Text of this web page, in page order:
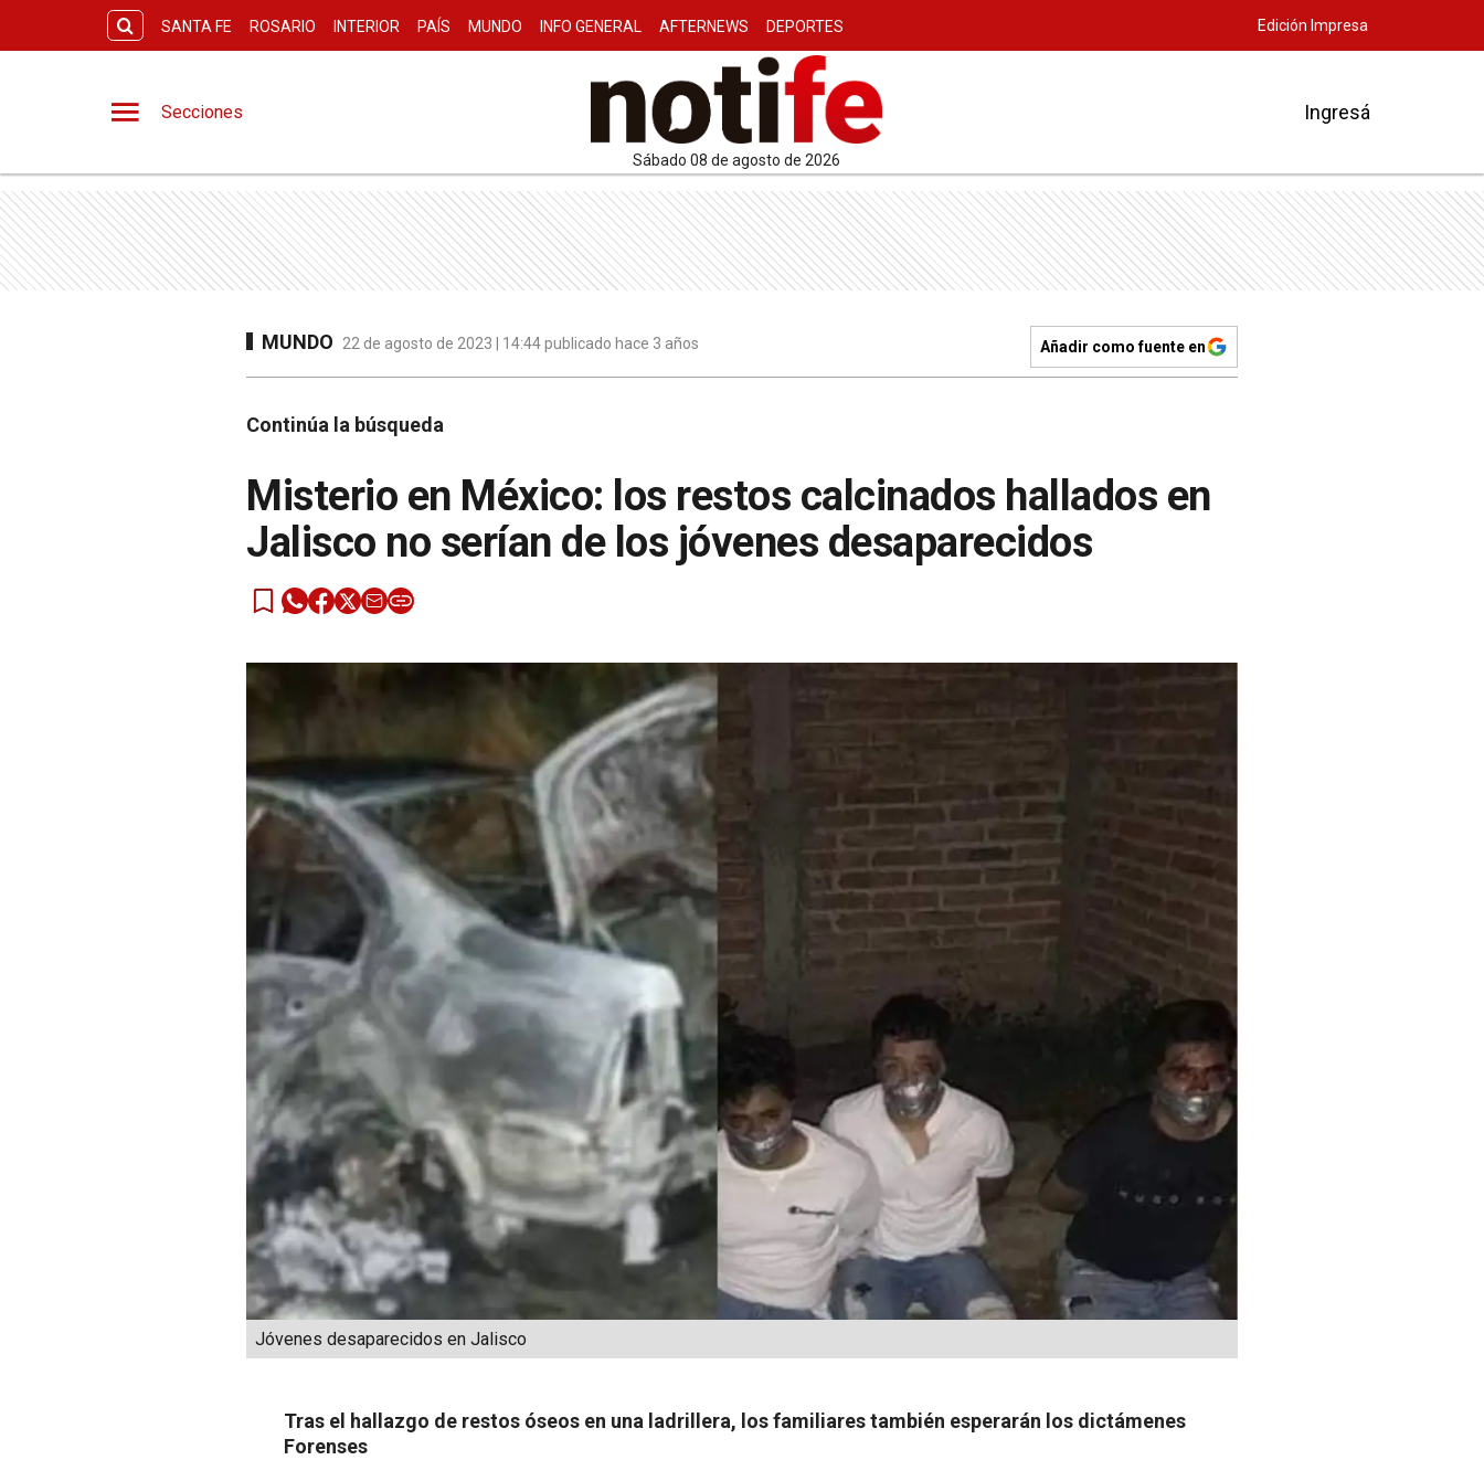
SANTA FE ROSARIO INTERIOR PAÍS MUNDO INFO GENERAL AFTERNEWS DEPORTES Edición Impresa
Secciones
sábado 08 de agosto de 2026
Ingresá
MUNDO 22 de agosto de 2023 | 14:44 publicado hace 3 años Añadir como fuente en
Continúa la búsqueda
Misterio en México: los restos calcinados hallados en
Jalisco no serían de los jóvenes desaparecidos
Jóvenes desaparecidos en Jalisco
Tras el hallazgo de restos óseos en una ladrillera, los familiares también esperarán los dictámenes
Forenses